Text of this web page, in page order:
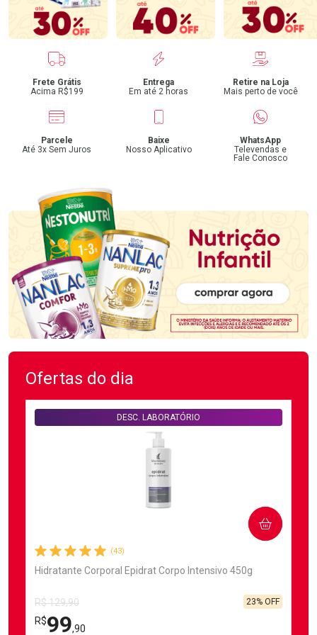
Benefícios
Frete Grátis
Acima R$199
Entrega
Em até 2 horas
Retire na Loja
Mais perto de você
Parcele
Até 3x Sem Juros
Baixe
Nosso Aplicativo
WhatsApp
Televendas e
Fale Conosco
Ofertas do dia
(43)
Hidratante Corporal Epidrat Corpo Intensivo 450g
DESC. LABORATÓRIO
R$ 129,90
R$99,90
23% OFF
COMPRAR